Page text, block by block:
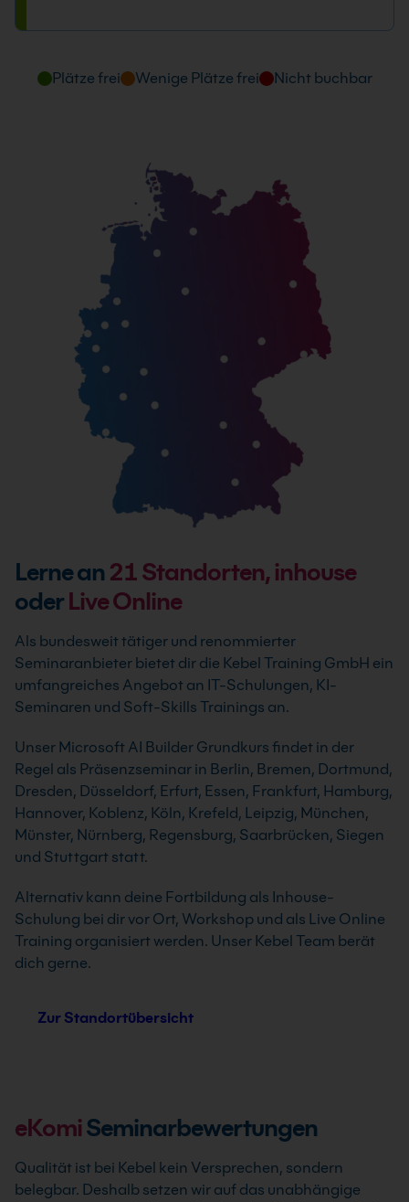
Plätze frei Wenige Plätze frei Nicht buchbar
Lerne an 21Standorten, inhouse
oderLive Online
Als bundesweit tätiger und renommierter
Seminaranbieter bietet dir die Kebel Training GmbH ein
umfangreiches Angebot an IT-Schulungen, KI-
Seminaren und Soft-Skills Trainings an.
Unser Microsoft AI Builder Grundkurs findet in der
Regel als Präsenzseminar in Berlin, Bremen, Dortmund,
Dresden, Düsseldorf, Erfurt, Essen, Frankfurt, Hamburg,
Hannover, Koblenz, Köln, Krefeld, Leipzig, München,
Münster, Nürnberg, Regensburg, Saarbrücken, Siegen
und Stuttgart statt.
Alternativ kann deine Fortbildung als Inhouse-
Schulung bei dir vor Ort, Workshop und als Live Online
Training organisiert werden. Unser Kebel Team berät
dich gerne.
Zur Standortübersicht
eKomiSeminarbewertungen
Qualität ist bei Kebel kein Versprechen, sondern
belegbar. Deshalb setzen wir auf das unabhängige